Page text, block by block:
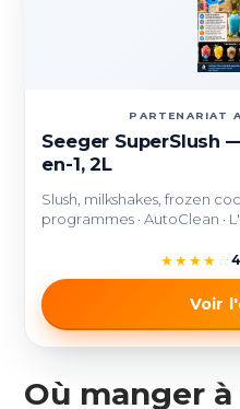
PARTENARIAT
Seeger SuperSlush
en-1, 2L
Slush, milkshakes, frozen
programmes · AutoClean ·
★★★★
Voir
Où manger à